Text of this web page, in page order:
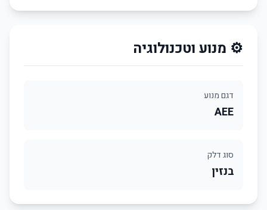
⚙️ מנוע וטכנולוגיה
דגם מנוע
AEE
סוג דלק
בנזין